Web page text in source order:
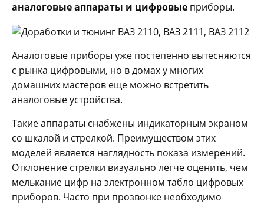
аналоговые аппараты и цифровые приборы.
Аналоговые приборы уже постепенно вытесняются
с рынка цифровыми, но в домах у многих
домашних мастеров еще можно встретить
аналоговые устройства.
Такие аппараты снабжены индикаторным экраном
со шкалой и стрелкой. Преимуществом этих
моделей является наглядность показа измерений.
Отклонение стрелки визуально легче оценить, чем
мелькание цифр на электронном табло цифровых
приборов. Часто при прозвонке необходимо